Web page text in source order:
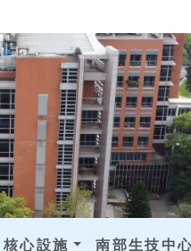
核心設施 南部生技中